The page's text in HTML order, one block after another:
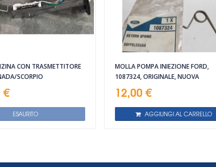
CON TRASMETTITORE
SCORPIO
€
ESAURITO
MOLLA POMPA INIEZIONE FORD,
1087324, ORIGINALE, NUOVA
12,00 €
AGGIUNGI AL CARRELLO